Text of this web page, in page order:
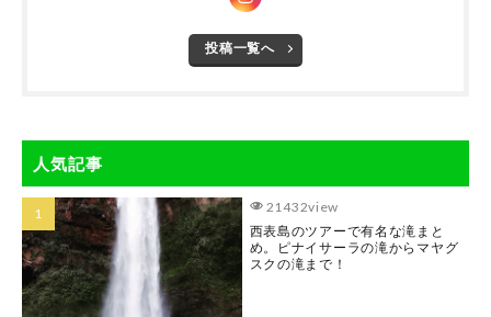
投稿一覧へ
人気記事
21432view
西表島のツアーで有名な滝まと
め。ピナイサーラの滝からマヤグ
スクの滝まで！